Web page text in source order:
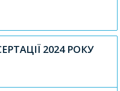
2024 РОКУ